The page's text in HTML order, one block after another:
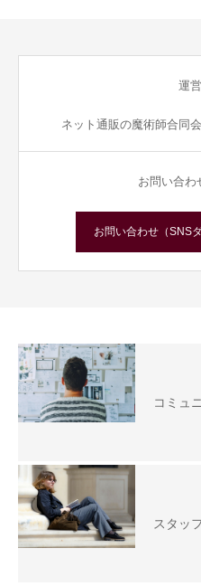
運
ネット通販の魔術師合同
お問い合わ
お問い合わせ（SNS
コミュ
スタッフ